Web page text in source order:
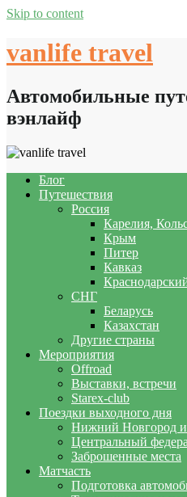
Skip to content
vanlife travel
Автомобильные
вэнлайф
Блог
Путешествия
Россия
Карелия,
Крым
Питер
Кавказ
СНГ
Беларусь
Казахстан
Другие страны
Мероприятия
Offroad
Выставки, встречи
Starex-club
Поездки выходного дня
Нижний Новгород и
Центральный
Заброшенные места
Матчасть
Подготовка